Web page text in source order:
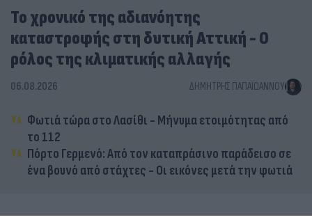
Το χρονικό της αδιανόητης
καταστροφής στη δυτική Αττική - Ο
ρόλος της κλιματικής αλλαγής
06.08.2026 ΔΗΜΉΤΡΗΣ ΠΑΠΑΪΩΆΝΝΟΥ
Φωτιά τώρα στο Λασίθι - Μήνυμα ετοιμότητας από
το 112
Πόρτο Γερμενό: Από τον καταπράσινο παράδεισο σε
ένα βουνό από στάχτες - Οι εικόνες μετά την φωτιά